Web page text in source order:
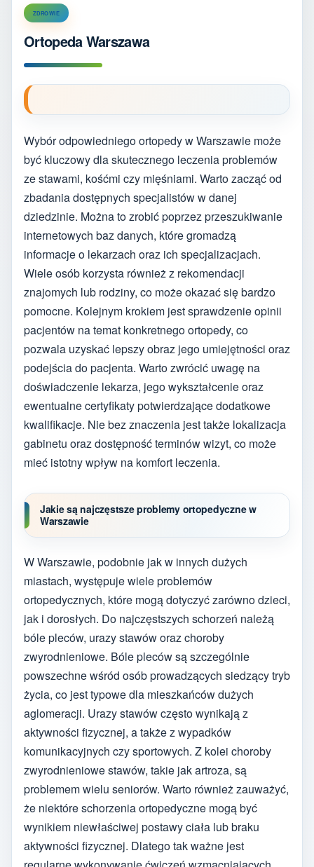
ZDROWIE
Ortopeda Warszawa
Wybór odpowiedniego ortopedy w Warszawie może
być kluczowy dla skutecznego leczenia problemów
ze stawami, kośćmi czy mięśniami. Warto zacząć od
zbadania dostępnych specjalistów w danej
dziedzinie. Można to zrobić poprzez przeszukiwanie
internetowych baz danych, które gromadzą
informacje o lekarzach oraz ich specjalizacjach.
Wiele osób korzysta również z rekomendacji
znajomych lub rodziny, co może okazać się bardzo
pomocne. Kolejnym krokiem jest sprawdzenie opinii
pacjentów na temat konkretnego ortopedy, co
pozwala uzyskać lepszy obraz jego umiejętności oraz
podejścia do pacjenta. Warto zwrócić uwagę na
doświadczenie lekarza, jego wykształcenie oraz
ewentualne certyfikaty potwierdzające dodatkowe
kwalifikacje. Nie bez znaczenia jest także lokalizacja
gabinetu oraz dostępność terminów wizyt, co może
mieć istotny wpływ na komfort leczenia.
Jakie są najczęstsze problemy ortopedyczne w
Warszawie
W Warszawie, podobnie jak w innych dużych
miastach, występuje wiele problemów
ortopedycznych, które mogą dotyczyć zarówno dzieci,
jak i dorosłych. Do najczęstszych schorzeń należą
bóle pleców, urazy stawów oraz choroby
zwyrodnieniowe. Bóle pleców są szczególnie
powszechne wśród osób prowadzących siedzący tryb
życia, co jest typowe dla mieszkańców dużych
aglomeracji. Urazy stawów często wynikają z
aktywności fizycznej, a także z wypadków
komunikacyjnych czy sportowych. Z kolei choroby
zwyrodnieniowe stawów, takie jak artroza, są
problemem wielu seniorów. Warto również zauważyć,
że niektóre schorzenia ortopedyczne mogą być
wynikiem niewłaściwej postawy ciała lub braku
aktywności fizycznej. Dlatego tak ważne jest